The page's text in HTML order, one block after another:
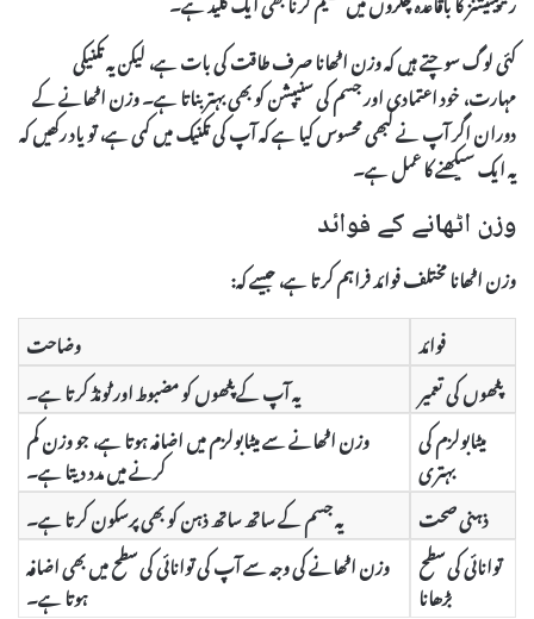
کئی لوگ سوچتے ہیں کہ وزن اٹھانا صرف طاقت کی بات ہے، لیکن یہ تکنیکی
مہارت، خود اعتمادی اور جسم کی سنیپشن کو بھی بہتر بناتا ہے۔ وزن اٹھانے کے
دوران اگر آپ نے کبھی محسوس کیا ہے کہ آپ کی تکنیک میں کمی ہے، تو یاد رکھیں کہ
یہ ایک سیکھنے کا عمل ہے۔
وزن اٹھانے کے فوائد
وزن اٹھانا مختلف فوائد فراہم کرتا ہے، جیسے کہ:
فوائد
وضاحت
پٹھوں کی تعمیر
یہ آپ کے پٹھوں کو مضبوط اور ٹونڈ کرتا ہے۔
میٹابولزم کی
بہتری
وزن اٹھانے سے میٹابولزم میں اضافہ ہوتا ہے، جو وزن کم
کرنے میں مدد دیتا ہے۔
ذہنی صحت
یہ جسم کے ساتھ ساتھ ذہن کو بھی پرسکون کرتا ہے۔
توانائی کی سطح
بڑھانا
وزن اٹھانے کی وجہ سے آپ کی توانائی کی سطح میں بھی اضافہ
ہوتا ہے۔